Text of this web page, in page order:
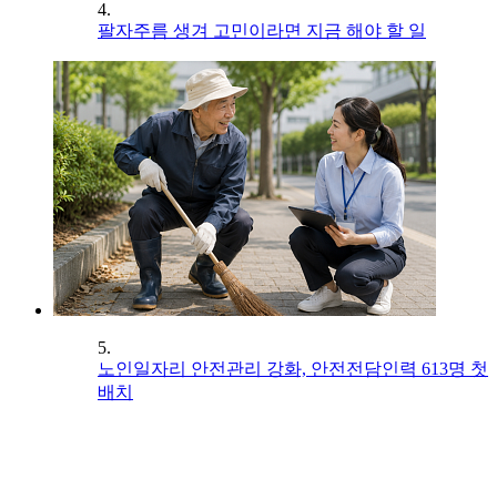
4.
팔자주름 생겨 고민이라면 지금 해야 할 일
5.
노인일자리 안전관리 강화, 안전전담인력 613명 첫
배치